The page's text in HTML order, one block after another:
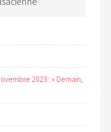
2023 : « Demain,